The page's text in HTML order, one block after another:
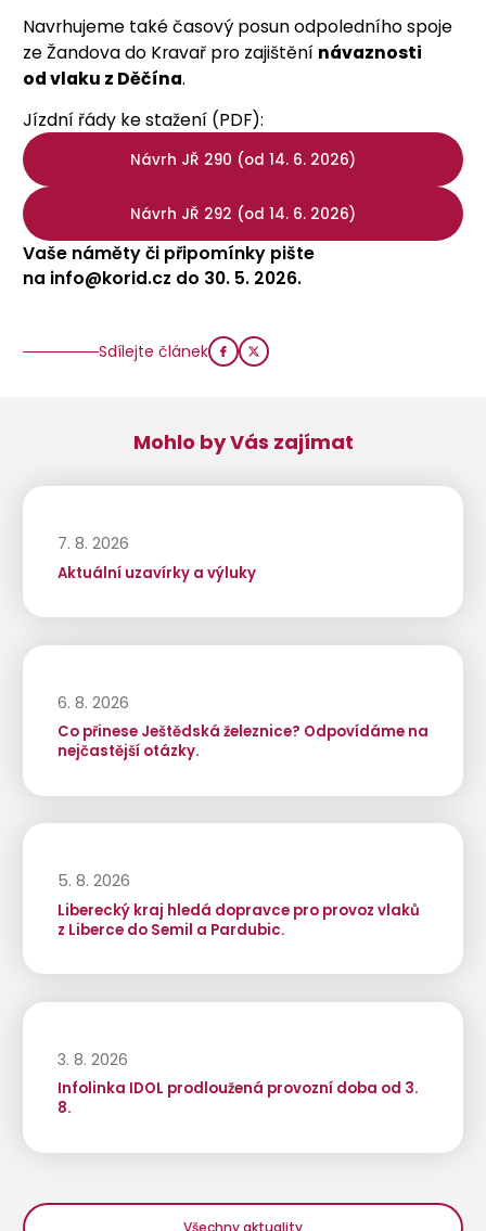
Navrhujeme také časový posun odpoledního spoje
ze Žandova do Kravař pro zajištění návaznosti
od vlaku z Děčína.
Jízdní řády ke stažení (PDF):
Návrh JŘ 290 (od 14. 6. 2026)
Návrh JŘ 292 (od 14. 6. 2026)
Vaše náměty či připomínky pište
na info@korid.cz do 30. 5. 2026.
Sdílejte článek
Mohlo by Vás zajímat
7. 8. 2026
Aktuální uzavírky a výluky
6. 8. 2026
Co přinese Ještědská železnice? Odpovídáme na
nejčastější otázky.
5. 8. 2026
Liberecký kraj hledá dopravce pro provoz vlaků
z Liberce do Semil a Pardubic.
3. 8. 2026
Infolinka IDOL prodloužená provozní doba od 3.
8.